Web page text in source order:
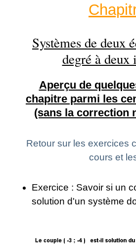
Systèmes de deux
degré à deux
Aperçu de
chapitre parmi les
(sans la correction
Retour sur les exercices
cours et
Exercice : Savoir si un
solution d'un système